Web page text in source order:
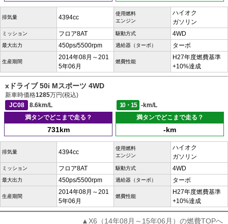
排気量 4394cc
使用燃料
エンジン
ハイオク
ガソリン
ミッション フロア8AT 駆動方式 4WD
最大出力 450ps/5500rpm 過給器（ターボ） ターボ
生産期間
2014年08月～201
5年06月
燃費性能
H27年度燃費基準
+10%達成
xドライブ 50i Mスポーツ 4WD
新車時価格1285万円(税込)
JC08
8.6km/L 10・15
-km/L
満タンでどこまで走る？
731km
満タンでどこまで走る？
-km
排気量 4394cc
使用燃料
エンジン
ハイオク
ガソリン
ミッション フロア8AT 駆動方式 4WD
最大出力 450ps/5500rpm 過給器（ターボ） ターボ
生産期間
2014年08月～201
5年06月
燃費性能
H27年度燃費基準
+10%達成
▲X6（14年08月～15年06月）の燃費TOPへ